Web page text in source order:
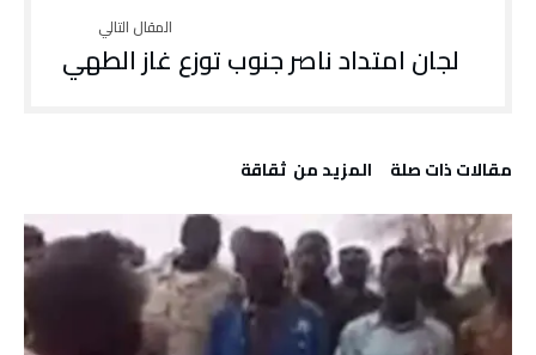
لجان امتداد ناصر جنوب توزع غاز الطهي
‫مقالات ذات صلة‬ ‫المزيد من ‬ ثقاقة